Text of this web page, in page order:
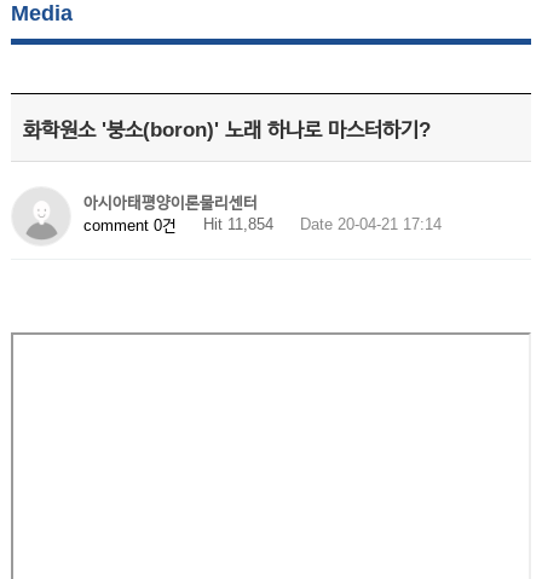
Media
화학원소 '붕소(boron)' 노래 하나로 마스터하기?
아시아태평양이론물리센터
comment 0건
Hit 11,854 Date 20-04-21 17:14